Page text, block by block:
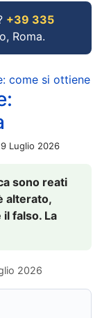
+39 335
Roma.
come si ottiene
Luglio 2026
sono reati
alterato,
falso. La
2026